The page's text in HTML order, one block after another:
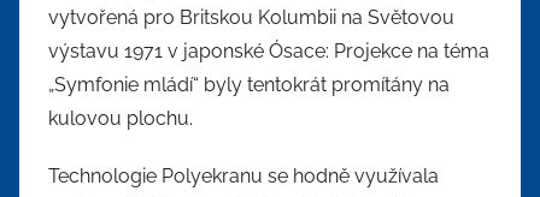
vytvořená pro Britskou Kolumbii na Světovou
výstavu 1971 v japonské Ósace: Projekce na téma
„Symfonie mládí“ byly tentokrát promítány na
kulovou plochu.
Technologie Polyekranu se hodně využívala